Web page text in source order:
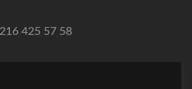
425 57 58